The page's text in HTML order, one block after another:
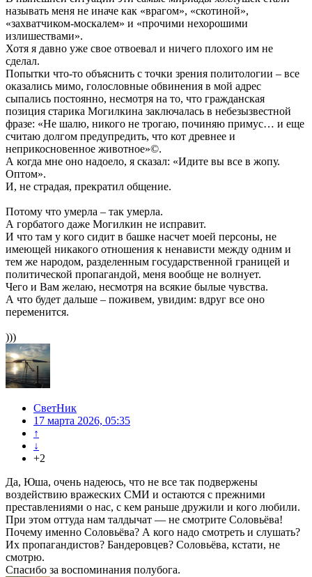
называть меня не иначе как «врагом», «скотиной»,
«захватчиком-москалем» и «прочими нехорошими
излишествами».
Хотя я давно уже свое отвоевал и ничего плохого им не
сделал.
Попытки что-то объяснить с точки зрения политологии – все
оказались мимо, голословные обвинения в мой адрес
сыпались постоянно, несмотря на то, что гражданская
позиция старика Могилкина заключалась в небезызвестной
фразе: «Не шалю, никого не трогаю, починяю примус… и еще
считаю долгом предупредить, что кот древнее и
неприкосновенное животное»©.
А когда мне оно надоело, я сказал: «Идите вы все в жопу.
Оптом».
И, не страдая, прекратил общение.
Потому что умерла – так умерла.
А горбатого даже Могилкин не исправит.
И что там у кого сидит в башке насчет моей персоны, не
имеющей никакого отношения к ненависти между одним и
тем же народом, разделенным государственной границей и
политической пропагандой, меня вообще не волнует.
Чего и Вам желаю, несмотря на всякие былые чувства.
А что будет дальше – поживем, увидим: вдруг все оно
переменится.
)))
СветНик
17 марта 2026, 05:35
↑
↓
+2
Да, Юша, очень надеюсь, что не все так подвержены
воздействию вражеских СМИ и остаются с прежними
преставлениями о нас, с кем раньше дружили и кого любили.
При этом оттуда нам талдычат — не смотрите Соловьёва!
Почему именно Соловьёва? А кого надо смотреть и слушать?
Их пропагандистов? Бандеровцев? Соловьёва, кстати, не
смотрю.
Спасибо за воспоминания полубога.